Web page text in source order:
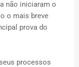
não iniciaram o
o mais breve
prova do
processos